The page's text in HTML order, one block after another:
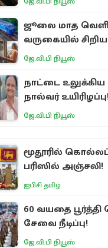
ஜூலை மாத
வருகையில்
ஜே.வி.பி நியூஸ்
நாட்டை
நால்வர்
ஜே.வி.பி நியூஸ்
மூதூரில்
பரிஸில் அஞ்சலி!
ஐபிசி தமிழ்
60 வயதை
சேவை நீடிப்பு!
ஜே.வி.பி நியூஸ்